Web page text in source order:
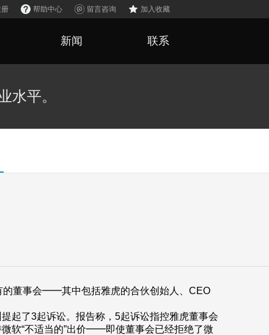
帮助中心 留言咨询 加入收藏
新闻 联系
水平。
的董事会━━其中包括雅虎的合伙创始人、CEO
起了3起诉讼。报告称，5起诉讼指控雅虎董事会
软“不适当的”出价━━即使董事会已经拒绝了微